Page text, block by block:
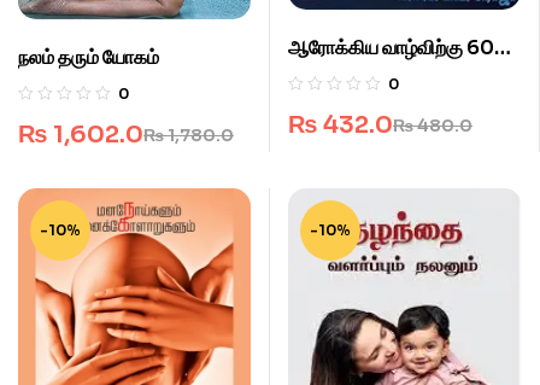
நலம் தரும் யோகம்
0
₨1,780.0
₨ 1,602.0
ஆரோக்கிய வாழ்விற்கு 600
ஆலோசனைகள்
0
₨480.0
₨ 432.0
-10% -10%